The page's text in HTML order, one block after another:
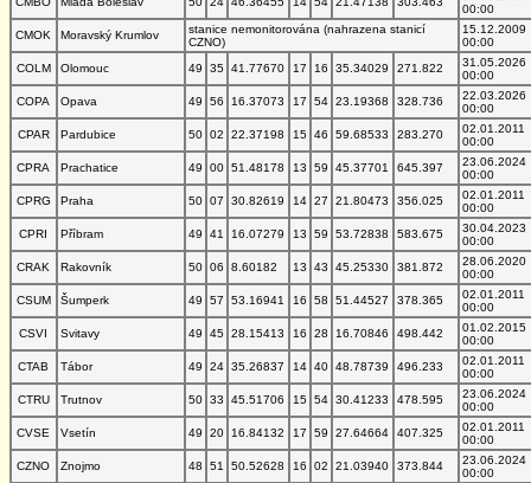
00:00
CMOK
Moravský Krumlov
stanice nemonitorována (nahrazena stanicí
CZNO)
15.12.2009
00:00
COLM
Olomouc 49 35 41.77670 17 16 35.34029 271.822
31.05.2026
00:00
COPA
Opava 49 56 16.37073 17 54 23.19368 328.736
22.03.2026
00:00
CPAR
Pardubice 50 02 22.37198 15 46 59.68533 283.270
02.01.2011
00:00
CPRA
Prachatice 49 00 51.48178 13 59 45.37701 645.397
23.06.2024
00:00
CPRG
Praha 50 07 30.82619 14 27 21.80473 356.025
02.01.2011
00:00
CPRI
Příbram 49 41 16.07279 13 59 53.72838 583.675
30.04.2023
00:00
CRAK
Rakovník 50 06 8.60182 13 43 45.25330 381.872
28.06.2020
00:00
CSUM
Šumperk 49 57 53.16941 16 58 51.44527 378.365
02.01.2011
00:00
CSVI
Svitavy 49 45 28.15413 16 28 16.70846 498.442
01.02.2015
00:00
CTAB
Tábor 49 24 35.26837 14 40 48.78739 496.233
02.01.2011
00:00
CTRU
Trutnov 50 33 45.51706 15 54 30.41233 478.595
23.06.2024
00:00
CVSE
Vsetín 49 20 16.84132 17 59 27.64664 407.325
02.01.2011
00:00
CZNO
Znojmo 48 51 50.52628 16 02 21.03940 373.844
23.06.2024
00:00